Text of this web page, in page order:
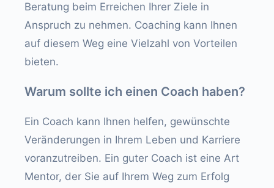
Beratung beim Erreichen Ihrer Ziele in
Anspruch zu nehmen. Coaching kann Ihnen
auf diesem Weg eine Vielzahl von Vorteilen
bieten.
Warum sollte ich einen Coach haben?
Ein Coach kann Ihnen helfen, gewünschte
Veränderungen in Ihrem Leben und Karriere
voranzutreiben. Ein guter Coach ist eine Art
Mentor, der Sie auf Ihrem Weg zum Erfolg